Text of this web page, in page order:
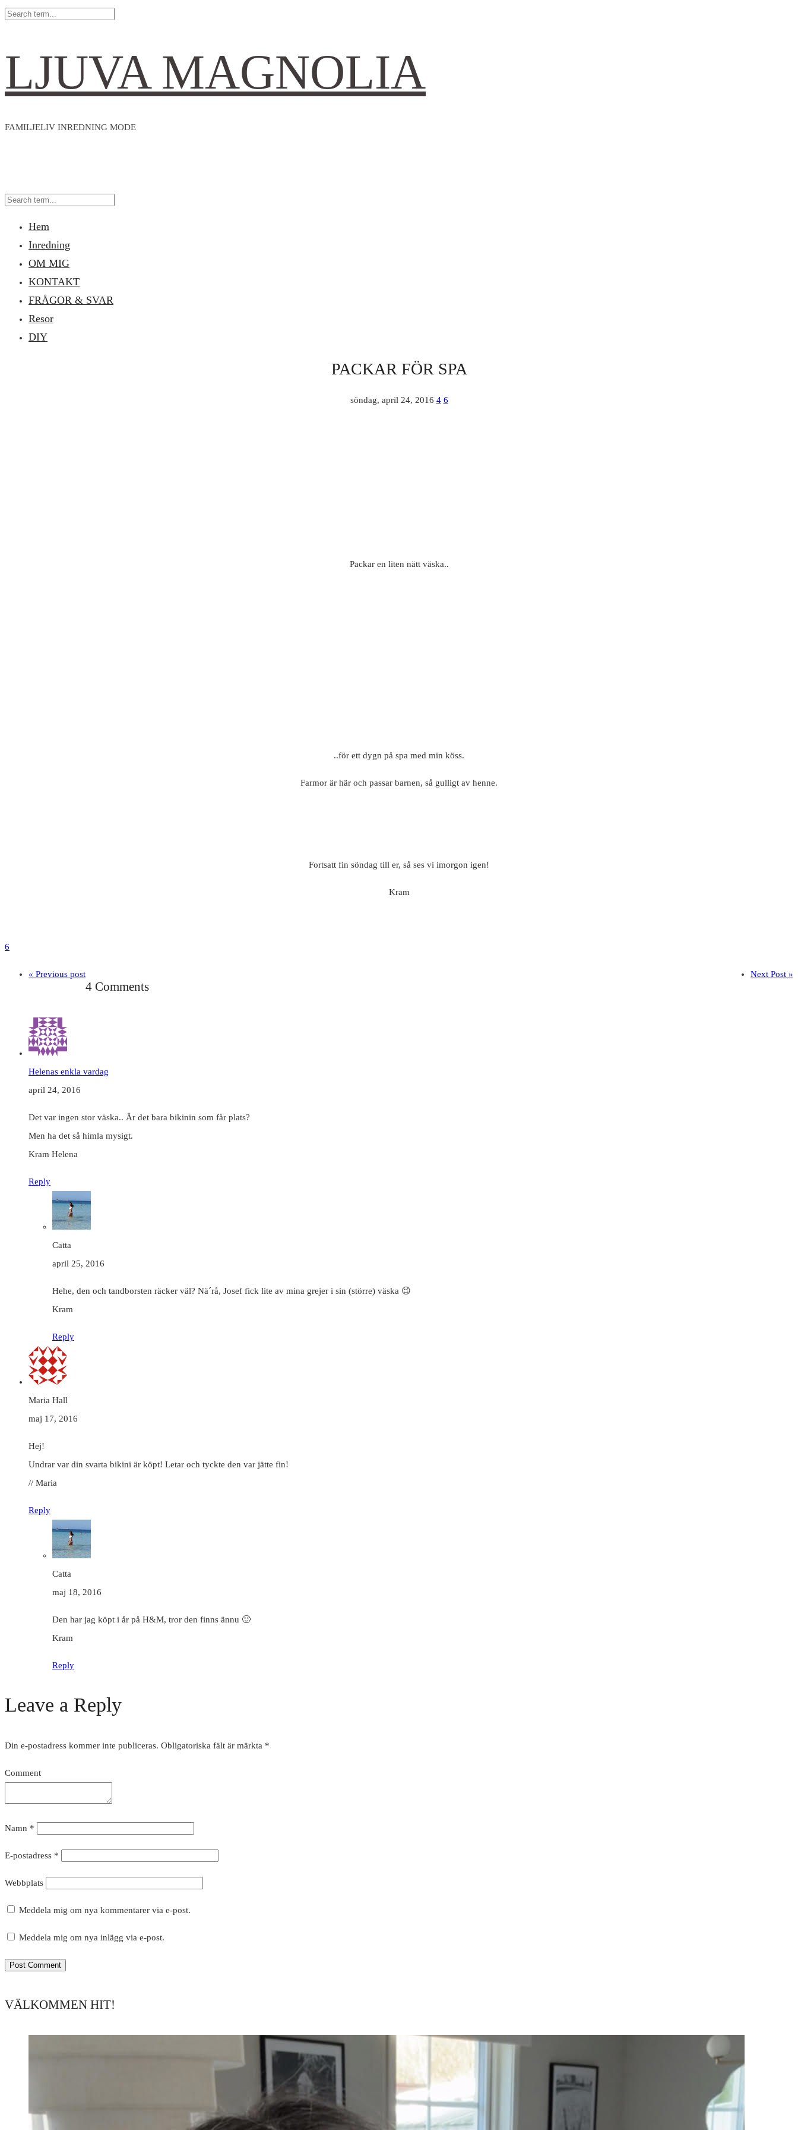
LJUVA MAGNOLIA
FAMILJELIV INREDNING MODE
Hem
Inredning
OM MIG
KONTAKT
FRÅGOR & SVAR
Resor
DIY
PACKAR FÖR SPA
söndag, april 24, 2016 4 6
Packar en liten nätt väska..
..för ett dygn på spa med min köss.
Farmor är här och passar barnen, så gulligt av henne.
Fortsatt fin söndag till er, så ses vi imorgon igen!
Kram
6
« Previous post Next Post »
4 Comments
Helenas enkla vardag
april 24, 2016
Det var ingen stor väska.. Är det bara bikinin som får plats?
Men ha det så himla mysigt.
Kram Helena
Reply
Catta
april 25, 2016
Hehe, den och tandborsten räcker väl? Nä´rå, Josef fick lite av mina grejer i sin (större) väska 😉
Kram
Reply
Maria Hall
maj 17, 2016
Hej!
Undrar var din svarta bikini är köpt! Letar och tyckte den var jätte fin!
// Maria
Reply
Catta
maj 18, 2016
Den har jag köpt i år på H&M, tror den finns ännu 🙂
Kram
Reply
Leave a Reply
Din e-postadress kommer inte publiceras. Obligatoriska fält är märkta *
Comment
Namn *
E-postadress *
Webbplats
Meddela mig om nya kommentarer via e-post.
Meddela mig om nya inlägg via e-post.
VÄLKOMMEN HIT!